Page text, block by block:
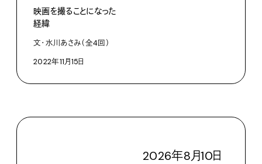
映画を撮ることになった
経緯
文・水川あさみ（全4回）
2022年11月15日
2026年8月10日